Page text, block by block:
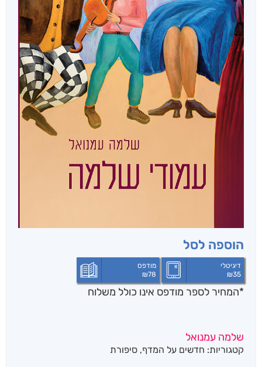
הוספה לסל
דיגיטלי
₪35
מודפס
₪78
*המחיר לספר מודפס אינו כולל משלוח
שלמה עמנואל
קטגוריות: חדשים על המדף, סיפורת